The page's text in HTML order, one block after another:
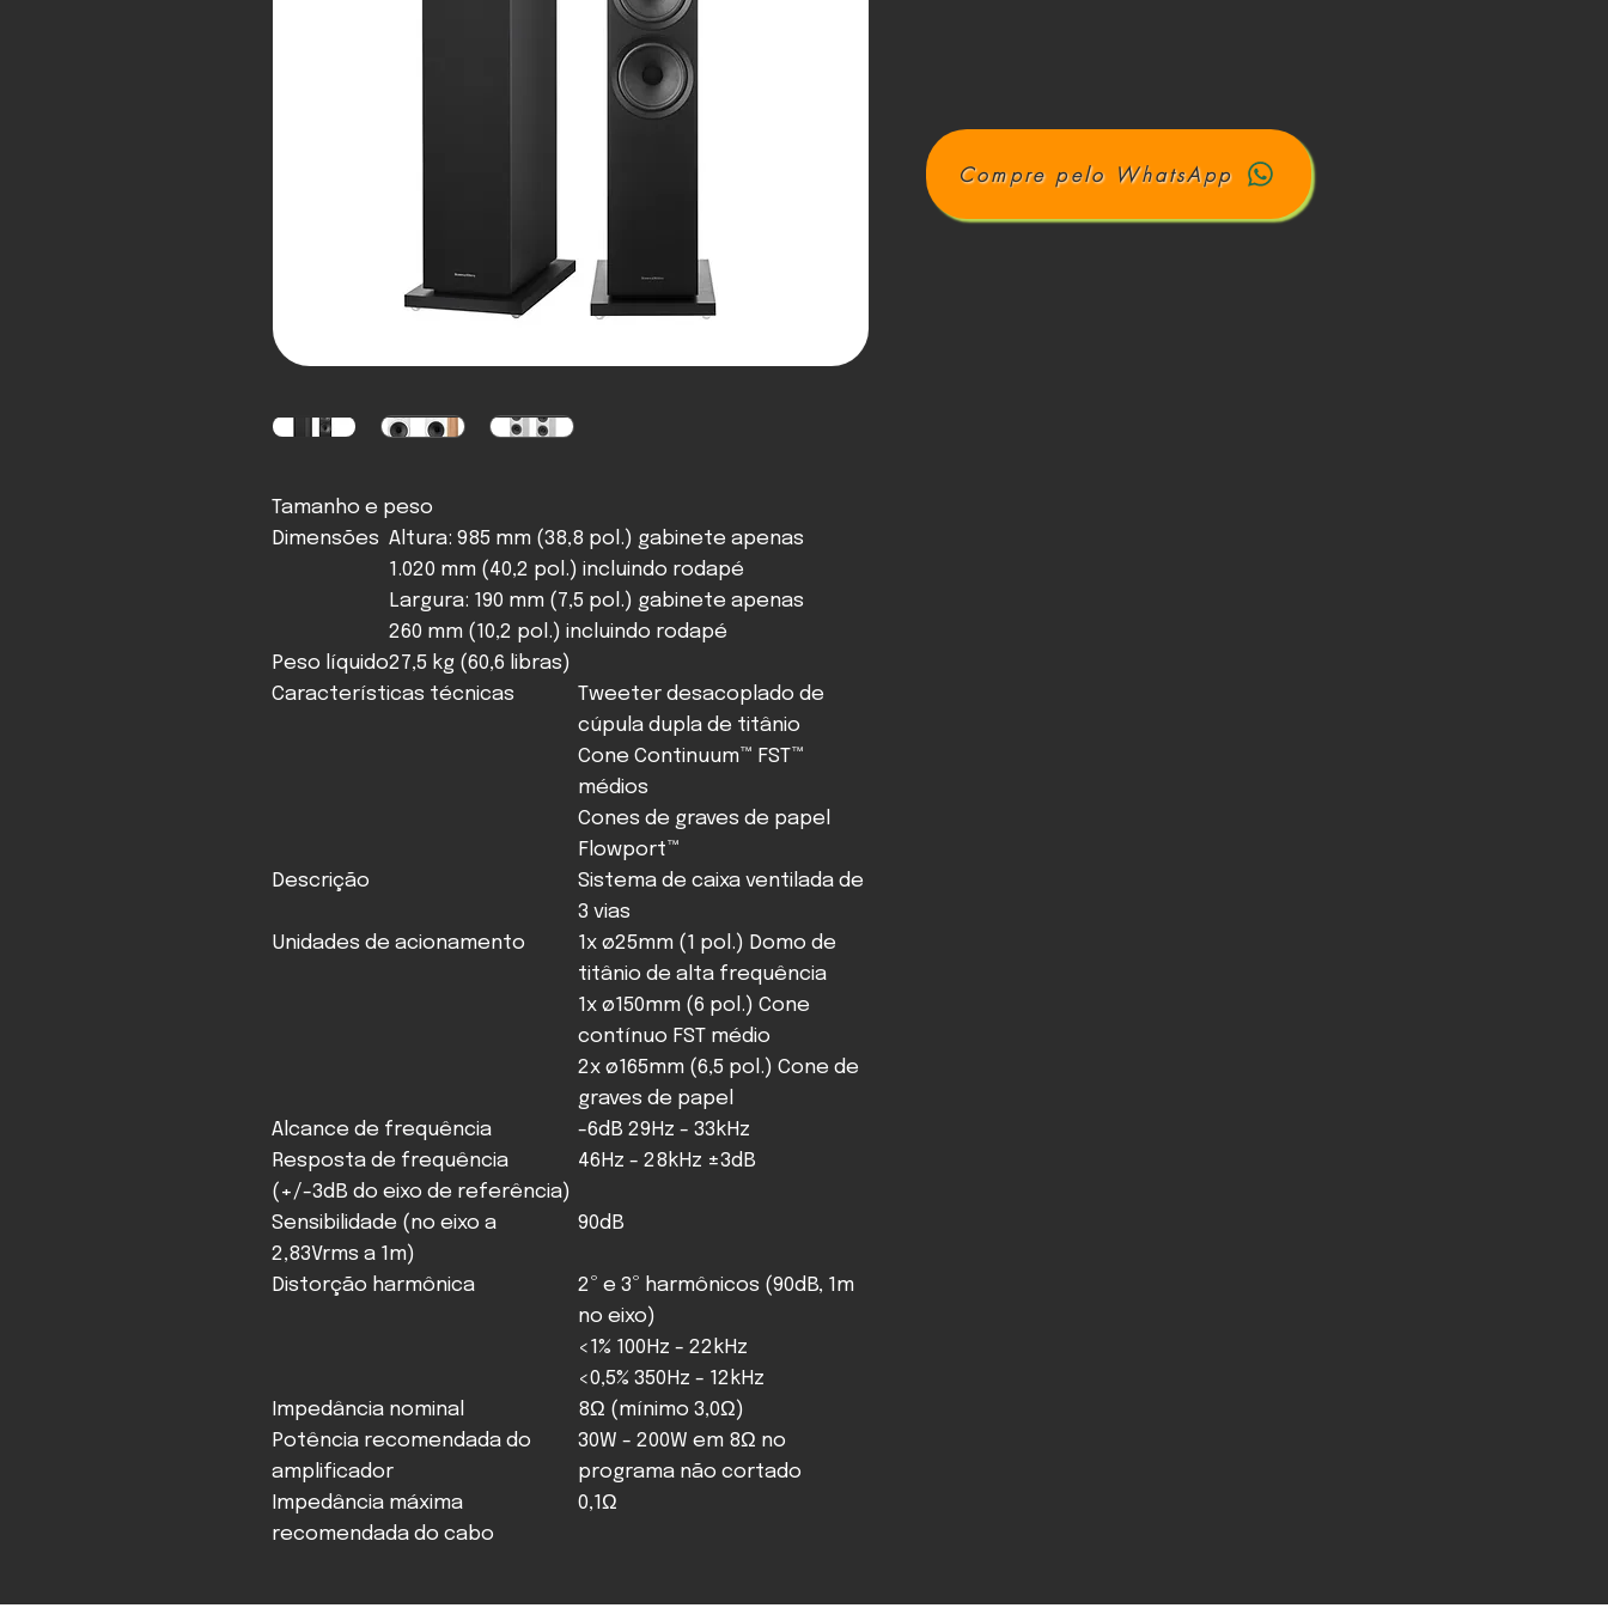
Tamanho e peso
Dimensões Altura: 985 mm (38,8 pol.) gabinete apenas
1.020 mm (40,2 pol.) incluindo rodapé
Largura: 190 mm (7,5 pol.) gabinete apenas
260 mm (10,2 pol.) incluindo rodapé
Peso líquido27,5 kg (60,6 libras)
Características técnicas
Tweeter desacoplado de
cúpula dupla de titânio
Cone Continuum™ FST™
médios
Cones de graves de papel
Flowport™
Descrição
Sistema de caixa ventilada de
3 vias
Unidades de acionamento
1x ø25mm (1 pol.) Domo de
titânio de alta frequência
1x ø150mm (6 pol.) Cone
contínuo FST médio
2x ø165mm (6,5 pol.) Cone de
graves de papel
Alcance de frequência
-6dB 29Hz - 33kHz
Resposta de frequência
(+/-3dB do eixo de referência)
46Hz - 28kHz ±3dB
Sensibilidade (no eixo a
2,83Vrms a 1m)
90dB
Distorção harmônica
2º e 3º harmônicos (90dB, 1m
no eixo)
<1% 100Hz - 22kHz
<0,5% 350Hz - 12kHz
Impedância nominal
8Ω (mínimo 3,0Ω)
Potência recomendada do
amplificador
30W - 200W em 8Ω no
programa não cortado
Impedância máxima
recomendada do cabo
0,1Ω
Compre pelo WhatsApp